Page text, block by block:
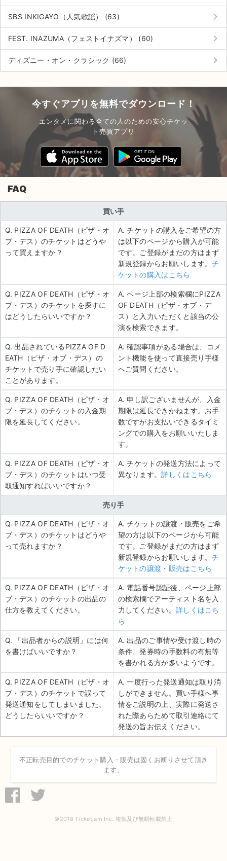
SBS INKIGAYO（人気歌謡） (63) keyboard_arrow_right
FEST. INAZUMA（フェストイナズマ） (60) keyboard_arrow_right
ディズニー・オン・クラシック (66) keyboard_arrow_right
今すぐアプリを無料でダウンロード！
エンタメに関わる全ての人のための安心チケッ
ト売買アプリ
FAQ
買い手
Q. PIZZA OF DEATH（ピザ・オ
ブ・デス）のチケットはどうや
って買えますか？
A. チケットの購入をご希望の方
は以下のページから購入が可能
です。ご登録がまだの方はまず
新規登録からお願いします。チ
ケットの購入はこちら
Q. PIZZA OF DEATH（ピザ・オ
ブ・デス）のチケットを探すに
はどうしたらいいですか？
A. ページ上部の検索欄にPIZZA
OF DEATH（ピザ・オブ・デ
ス）と入力いただくと該当の公
演を検索できます。
Q. 出品されているPIZZA OF D
EATH（ピザ・オブ・デス）の
チケットで売り手に確認したい
ことがあります。
A. 確認事項がある場合は、コメ
ント機能を使って直接売り手様
へご質問ください。
Q. PIZZA OF DEATH（ピザ・オ
ブ・デス）のチケットの入金期
限を延長してください。
A. 申し訳ございませんが、入金
期限は延長できかねます。お手
数ですがお支払いできるタイミ
ングでの購入をお願いいたしま
す。
Q. PIZZA OF DEATH（ピザ・オ
ブ・デス）のチケットはいつ受
取通知すればいいですか？
A. チケットの発送方法によって
異なります。詳しくはこちら
売り手
Q. PIZZA OF DEATH（ピザ・オ
ブ・デス）のチケットはどうや
って売れますか？
A. チケットの譲渡・販売をご希
望の方は以下のページから可能
です。ご登録がまだの方はまず
新規登録からお願いします。チ
ケットの譲渡・販売はこちら
Q. PIZZA OF DEATH（ピザ・オ
ブ・デス）のチケットの出品の
仕方を教えてください。
A. 電話番号認証後、ページ上部
の検索欄でアーティスト名を入
力してください。 詳しくはこち
ら
Q. 「出品者からの説明」には何
を書けばいいですか？
A. 出品のご事情や受け渡し時の
条件、発券時の手数料の有無等
を書かれる方が多いようです。
Q. PIZZA OF DEATH（ピザ・オ
ブ・デス）のチケットで誤って
発送通知をしてしまいました。
どうしたらいいですか？
A. 一度行った発送通知は取り消
しができません。買い手様へ事
情をご説明の上、実際に発送さ
れた際あらためて取引連絡にて
発送の旨お伝えください。
不正転売目的でのチケット購入・販売は固くお断りさせて頂き
ます。
©2018 Ticketjam Inc. 複製及び無断転載禁止